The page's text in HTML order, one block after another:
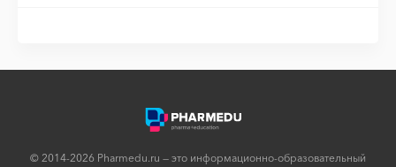
© 2014-2026 Pharmedu.ru — это информационно-образовательный